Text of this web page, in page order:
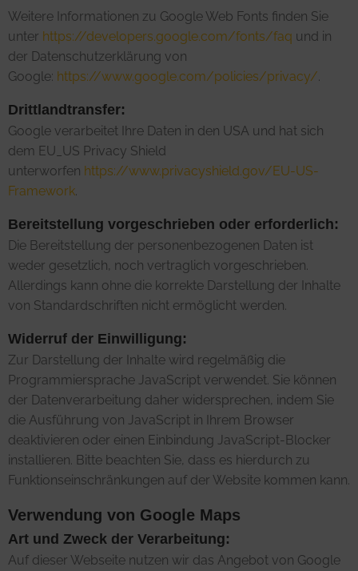
Weitere Informationen zu Google Web Fonts finden Sie
unter https://developers.google.com/fonts/faq und in
der Datenschutzerklärung von
Google: https://www.google.com/policies/privacy/
Drittlandtransfer:
Google verarbeitet Ihre Daten in den USA und hat sich
dem EU_US Privacy Shield
unterworfen https://www.privacyshield.gov/EU-US-
Framework
Bereitstellung vorgeschrieben oder erforderlich:
Die Bereitstellung der personenbezogenen Daten ist
weder gesetzlich, noch vertraglich vorgeschrieben.
Allerdings kann ohne die korrekte Darstellung der Inhalte
von Standardschriften nicht ermöglicht werden.
Widerruf der Einwilligung:
Zur Darstellung der Inhalte wird regelmäßig die
Programmiersprache JavaScript verwendet. Sie können
der Datenverarbeitung daher widersprechen, indem Sie
die Ausführung von JavaScript in Ihrem Browser
deaktivieren oder einen Einbindung JavaScript-Blocker
installieren. Bitte beachten Sie, dass es hierdurch zu
Funktionseinschränkungen auf der Website kommen kann.
Verwendung von Google Maps
Art und Zweck der Verarbeitung:
Auf dieser Webseite nutzen wir das Angebot von Google